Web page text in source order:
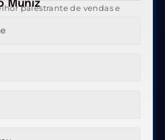
Muniz
palestrante de vendas e